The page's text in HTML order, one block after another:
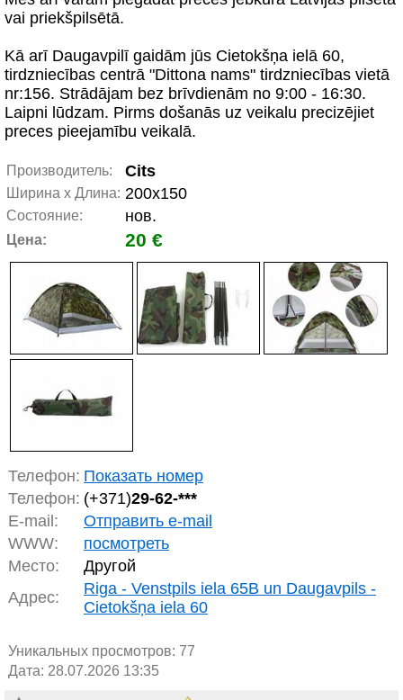
vai priekšpilsētā.
Kā arī Daugavpilī gaidām jūs Cietokšņa ielā 60,
tirdzniecības centrā "Dittona nams" tirdzniecības vietā
nr:156. Strādājam bez brīvdienām no 9:00 - 16:30.
Laipni lūdzam. Pirms došanās uz veikalu precizējiet
preces pieejamību veikalā.
Производитель: Cits
Ширина x Длина: 200x150
Состояние: нов.
Цена: 20 €
Телефон: Показать номер
Телефон: (+371)29-62-***
E-mail:
Отправить e-mail
WWW:
посмотреть
Место:
Другой
Адрес:
Riga - Venstpils iela 65B un Daugavpils -
Cietokšņa iela 60
Уникальных просмотров: 77
Дата: 28.07.2026 13:35